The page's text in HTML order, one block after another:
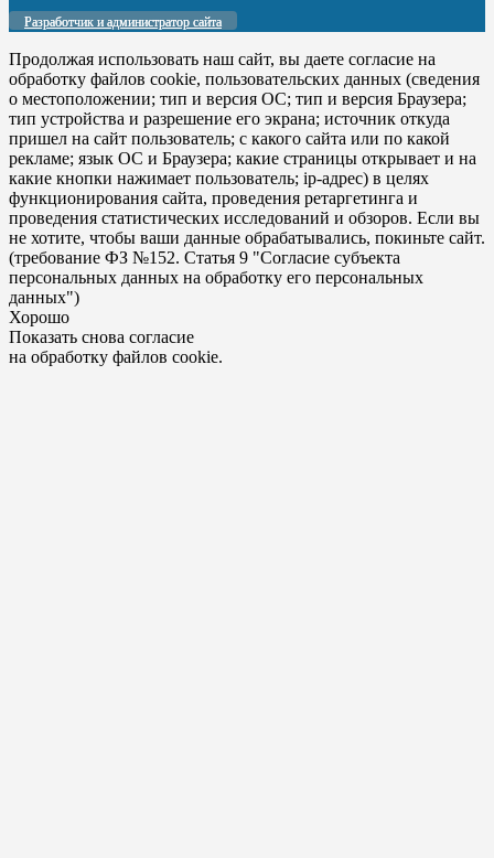
Разработчик и администратор сайта
Продолжая использовать наш сайт, вы даете согласие на
обработку файлов cookie, пользовательских данных (сведения
о местоположении; тип и версия ОС; тип и версия Браузера;
тип устройства и разрешение его экрана; источник откуда
пришел на сайт пользователь; с какого сайта или по какой
рекламе; язык ОС и Браузера; какие страницы открывает и на
какие кнопки нажимает пользователь; ip-адрес) в целях
функционирования сайта, проведения ретаргетинга и
проведения статистических исследований и обзоров. Если вы
не хотите, чтобы ваши данные обрабатывались, покиньте сайт.
(требование ФЗ №152. Статья 9 "Согласие субъекта
персональных данных на обработку его персональных
данных")
Хорошо
Показать снова согласие
на обработку файлов cookie.